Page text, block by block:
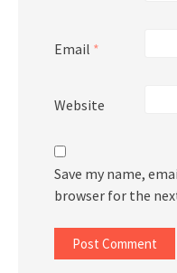
Email *
Website
Save my name,
browser for the